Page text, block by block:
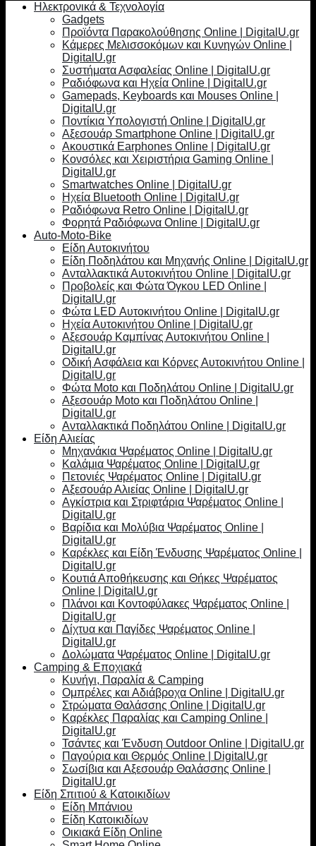
Ηλεκτρονικά & Τεχνολογία
Gadgets
Προϊόντα Παρακολούθησης Online | DigitalU.gr
Κάμερες Μελισσοκόμων και Κυνηγών Online |
DigitalU.gr
Συστήματα Ασφαλείας Online | DigitalU.gr
Ραδιόφωνα και Ηχεία Online | DigitalU.gr
Gamepads, Keyboards και Mouses Online |
DigitalU.gr
Ποντίκια Υπολογιστή Online | DigitalU.gr
Αξεσουάρ Smartphone Online | DigitalU.gr
Ακουστικά Earphones Online | DigitalU.gr
Κονσόλες και Χειριστήρια Gaming Online |
DigitalU.gr
Smartwatches Online | DigitalU.gr
Ηχεία Bluetooth Online | DigitalU.gr
Ραδιόφωνα Retro Online | DigitalU.gr
Φορητά Ραδιόφωνα Online | DigitalU.gr
Auto-Moto-Bike
Είδη Αυτοκινήτου
Είδη Ποδηλάτου και Μηχανής Online | DigitalU.gr
Ανταλλακτικά Αυτοκινήτου Online | DigitalU.gr
Προβολείς και Φώτα Όγκου LED Online |
DigitalU.gr
Φώτα LED Αυτοκινήτου Online | DigitalU.gr
Ηχεία Αυτοκινήτου Online | DigitalU.gr
Αξεσουάρ Καμπίνας Αυτοκινήτου Online |
DigitalU.gr
Οδική Ασφάλεια και Κόρνες Αυτοκινήτου Online |
DigitalU.gr
Φώτα Moto και Ποδηλάτου Online | DigitalU.gr
Αξεσουάρ Moto και Ποδηλάτου Online |
DigitalU.gr
Ανταλλακτικά Ποδηλάτου Online | DigitalU.gr
Είδη Αλιείας
Μηχανάκια Ψαρέματος Online | DigitalU.gr
Καλάμια Ψαρέματος Online | DigitalU.gr
Πετονιές Ψαρέματος Online | DigitalU.gr
Αξεσουάρ Αλιείας Online | DigitalU.gr
Αγκίστρια και Στριφτάρια Ψαρέματος Online |
DigitalU.gr
Βαρίδια και Μολύβια Ψαρέματος Online |
DigitalU.gr
Καρέκλες και Είδη Ένδυσης Ψαρέματος Online |
DigitalU.gr
Κουτιά Αποθήκευσης και Θήκες Ψαρέματος
Online | DigitalU.gr
Πλάνοι και Κοντοφύλακες Ψαρέματος Online |
DigitalU.gr
Δίχτυα και Παγίδες Ψαρέματος Online |
DigitalU.gr
Δολώματα Ψαρέματος Online | DigitalU.gr
Camping & Εποχιακά
Κυνήγι, Παραλία & Camping
Ομπρέλες και Αδιάβροχα Online | DigitalU.gr
Στρώματα Θαλάσσης Online | DigitalU.gr
Καρέκλες Παραλίας και Camping Online |
DigitalU.gr
Τσάντες και Ένδυση Outdoor Online | DigitalU.gr
Παγούρια και Θερμός Online | DigitalU.gr
Σωσίβια και Αξεσουάρ Θαλάσσης Online |
DigitalU.gr
Είδη Σπιτιού & Κατοικιδίων
Είδη Μπάνιου
Είδη Κατοικιδίων
Οικιακά Είδη Online